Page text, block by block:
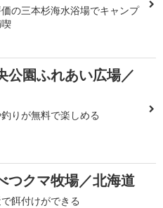
の三本杉海水浴場でキャンプ
公園ふれあい広場／
りが無料で楽しめる
つクマ牧場／北海道
餌付けができる